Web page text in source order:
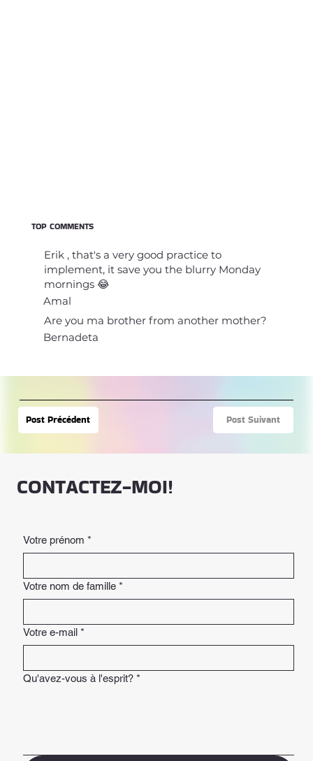
Post Précédent Post Suivant
TOP COMMENTS
Erik , that's a very good practice to
implement, it save you the blurry Monday
mornings 😂
Amal
Are you ma brother from another mother?
Bernadeta
CONTACTEZ-MOI!
Votre prénom *
Votre nom de famille *
Votre e-mail *
Qu'avez-vous à l'esprit? *